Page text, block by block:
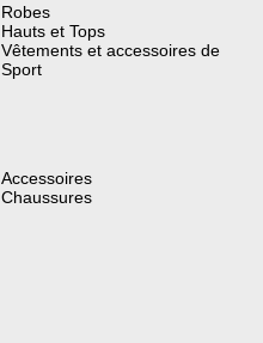
Robes
Hauts et Tops
Vêtements et accessoires de
Sport
Accessoires
Chaussures